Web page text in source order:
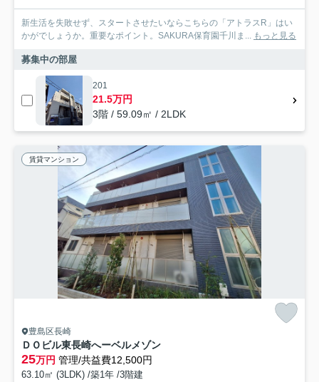
新生活を失敗せず、スタートさせたいならこちらの「アトラスR」はい
かがでしょうか。重要なポイント。SAKURA保育園千川ま... もっと見る
募集中の部屋
201
21.5万円
3階 / 59.09㎡ / 2LDK
賃貸マンション
豊島区長崎
ＤＯビル東長崎へーベルメゾン
25万円 管理/共益費12,500円
63.10㎡ (3LDK) /築1年 /3階建